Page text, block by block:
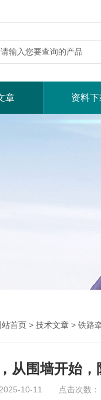
章 资料下
站首页 > 技术文章 > 铁路
从围墙开始，
2025-10-11 点击次数：